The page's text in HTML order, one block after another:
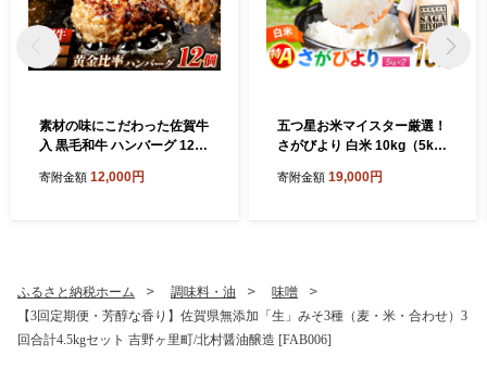
素材の味にこだわった佐賀牛
入 黒毛和牛 ハンバーグ 12個
ばいばーぐ はんばーぐ 弁当
寄附金額 12,000円
五つ星お米マイスター厳選！
さがびより 白米 10kg（5kg
店 [FCW046]
寄附金額 19,000円
ふるさと納税ホーム 調味料・油
味噌
【3回定期便・芳醇な香り】佐賀県無添加「生」みそ3種（麦・米・合わせ）3
回合計4.5kgセット 吉野ヶ里町/北村醤油醸造 [FAB006]